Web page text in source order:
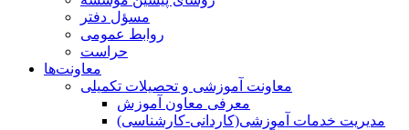
مسؤل دفتر
روابط عمومی
حراست
معاونت‌ها
معاونت آموزشی و تحصیلات تکمیلی
معرفی معاون آموزش
مدیریت خدمات آموزشی(کاردانی-کارشناسی)